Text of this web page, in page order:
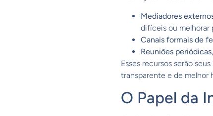
Mediadores
difíceis ou melhorar
Canais formais de
Reuniões periódicas
Esses recursos serão
transparente e de melhor
O Papel da